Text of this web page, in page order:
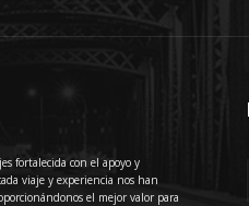
fortalecida con el apoyo y
viaje y experiencia nos han
el mejor valor para